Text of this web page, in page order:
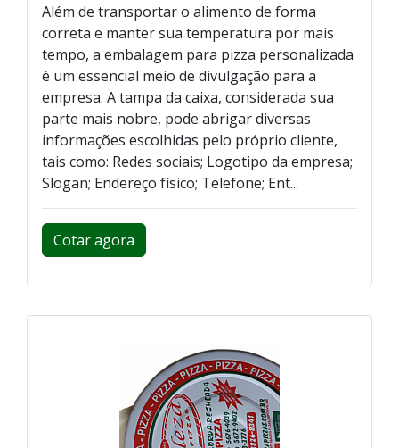
Além de transportar o alimento de forma
correta e manter sua temperatura por mais
tempo, a embalagem para pizza personalizada
é um essencial meio de divulgação para a
empresa. A tampa da caixa, considerada sua
parte mais nobre, pode abrigar diversas
informações escolhidas pelo próprio cliente,
tais como: Redes sociais; Logotipo da empresa;
Slogan; Endereço físico; Telefone; Ent...
Cotar agora